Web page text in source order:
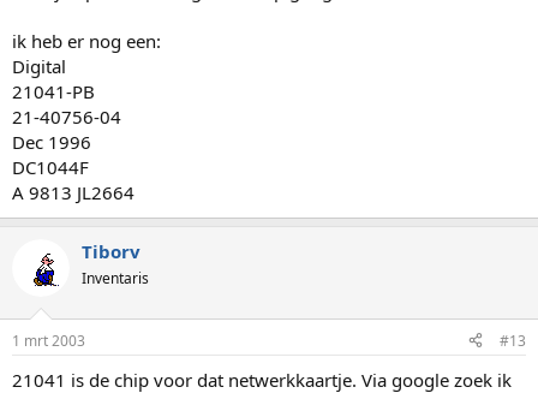
ik heb er nog een:
Digital
21041-PB
21-40756-04
Dec 1996
DC1044F
A 9813 JL2664
Tiborv
Inventaris
1 mrt 2003 #13
21041 is de chip voor dat netwerkkaartje. Via google zoek ik